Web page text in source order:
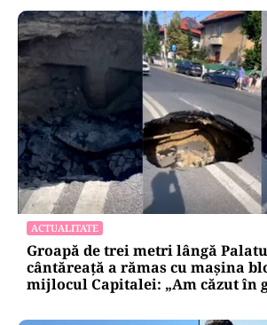
AUTO
Noua rovinietă intră în vigoare
octombrie 2026. Ce se schimbă
transportatori